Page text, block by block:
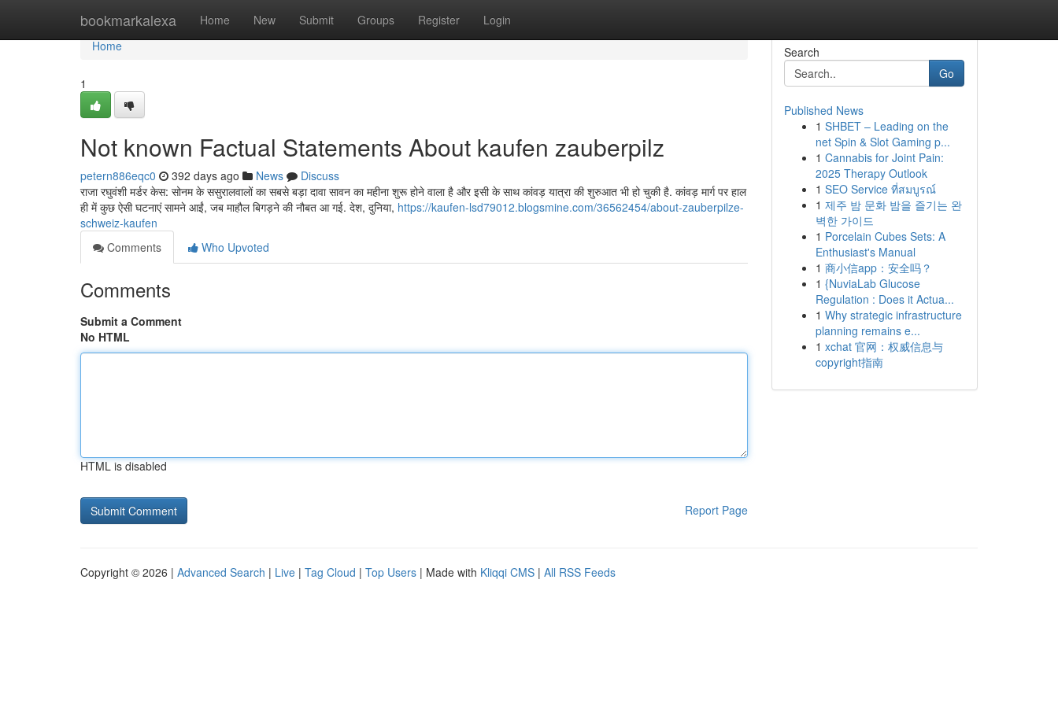
bookmarkalexa Home New Submit Groups Register Login
Home
Home
1
Not known Factual Statements About kaufen zauberpilz
petern886eqc0 392 days ago News
Discuss
राजा रघुवंशी मर्डर केस: सोनम के ससुरालवालों का सबसे बड़ा दावा सावन का महीना शुरू होने वाला है और इसी के साथ कांवड़ यात्रा की शुरुआत भी हो चुकी है. कांवड़ मार्ग पर हाल
ही में कुछ ऐसी घटनाएं सामने आईं, जब माहौल बिगड़ने की नौबत आ गई. देश, दुनिया, https://kaufen-lsd79012.blogsmine.com/36562454/about-zauberpilze-
schweiz-kaufen
Comments
Who Upvoted
Comments
Submit a Comment
No HTML
HTML is disabled
Report Page
Search
Go
Published News
1 SHBET – Leading on the
net Spin & Slot Gaming p...
1 Cannabis for Joint Pain:
2025 Therapy Outlook
1 SEO Service ที่สมบูรณ์
1 제주 밤 문화 밤을 즐기는 완
벽한 가이드
1 Porcelain Cubes Sets: A
Enthusiast's Manual
1 商小信app：安全吗？
1 {NuviaLab Glucose
Regulation : Does it Actua...
1 Why strategic infrastructure
planning remains e...
1 xchat 官网：权威信息与
copyright指南
Copyright © 2026 | Advanced Search | Live | Tag Cloud | Top Users | Made with Kliqqi CMS | All RSS Feeds